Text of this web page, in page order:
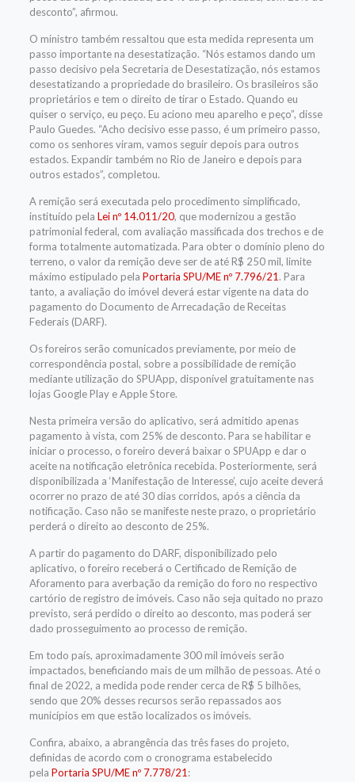
desconto”, afirmou.
O ministro também ressaltou que esta medida representa um
passo importante na desestatização. “Nós estamos dando um
passo decisivo pela Secretaria de Desestatização, nós estamos
desestatizando a propriedade do brasileiro. Os brasileiros são
proprietários e tem o direito de tirar o Estado. Quando eu
quiser o serviço, eu peço. Eu aciono meu aparelho e peço”, disse
Paulo Guedes. “Acho decisivo esse passo, é um primeiro passo,
como os senhores viram, vamos seguir depois para outros
estados. Expandir também no Rio de Janeiro e depois para
outros estados”, completou.
A remição será executada pelo procedimento simplificado,
instituído pela Lei nº 14.011/20, que modernizou a gestão
patrimonial federal, com avaliação massificada dos trechos e de
forma totalmente automatizada. Para obter o domínio pleno do
terreno, o valor da remição deve ser de até R$ 250 mil, limite
máximo estipulado pela Portaria SPU/ME nº 7.796/21. Para
tanto, a avaliação do imóvel deverá estar vigente na data do
pagamento do Documento de Arrecadação de Receitas
Federais (DARF).
Os foreiros serão comunicados previamente, por meio de
correspondência postal, sobre a possibilidade de remição
mediante utilização do SPUApp, disponível gratuitamente nas
lojas Google Play e Apple Store.
Nesta primeira versão do aplicativo, será admitido apenas
pagamento à vista, com 25% de desconto. Para se habilitar e
iniciar o processo, o foreiro deverá baixar o SPUApp e dar o
aceite na notificação eletrônica recebida. Posteriormente, será
disponibilizada a ‘Manifestação de Interesse’, cujo aceite deverá
ocorrer no prazo de até 30 dias corridos, após a ciência da
notificação. Caso não se manifeste neste prazo, o proprietário
perderá o direito ao desconto de 25%.
A partir do pagamento do DARF, disponibilizado pelo
aplicativo, o foreiro receberá o Certificado de Remição de
Aforamento para averbação da remição do foro no respectivo
cartório de registro de imóveis. Caso não seja quitado no prazo
previsto, será perdido o direito ao desconto, mas poderá ser
dado prosseguimento ao processo de remição.
Em todo país, aproximadamente 300 mil imóveis serão
impactados, beneficiando mais de um milhão de pessoas. Até o
final de 2022, a medida pode render cerca de R$ 5 bilhões,
sendo que 20% desses recursos serão repassados aos
municípios em que estão localizados os imóveis.
Confira, abaixo, a abrangência das três fases do projeto,
definidas de acordo com o cronograma estabelecido
pela Portaria SPU/ME nº 7.778/21 :